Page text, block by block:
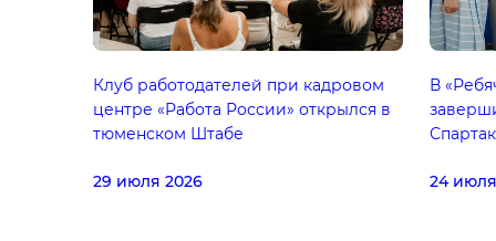
Клуб работодателей при кадровом
центре «Работа России» открылся в
тюменском Штабе
29 июля 2026
В
24